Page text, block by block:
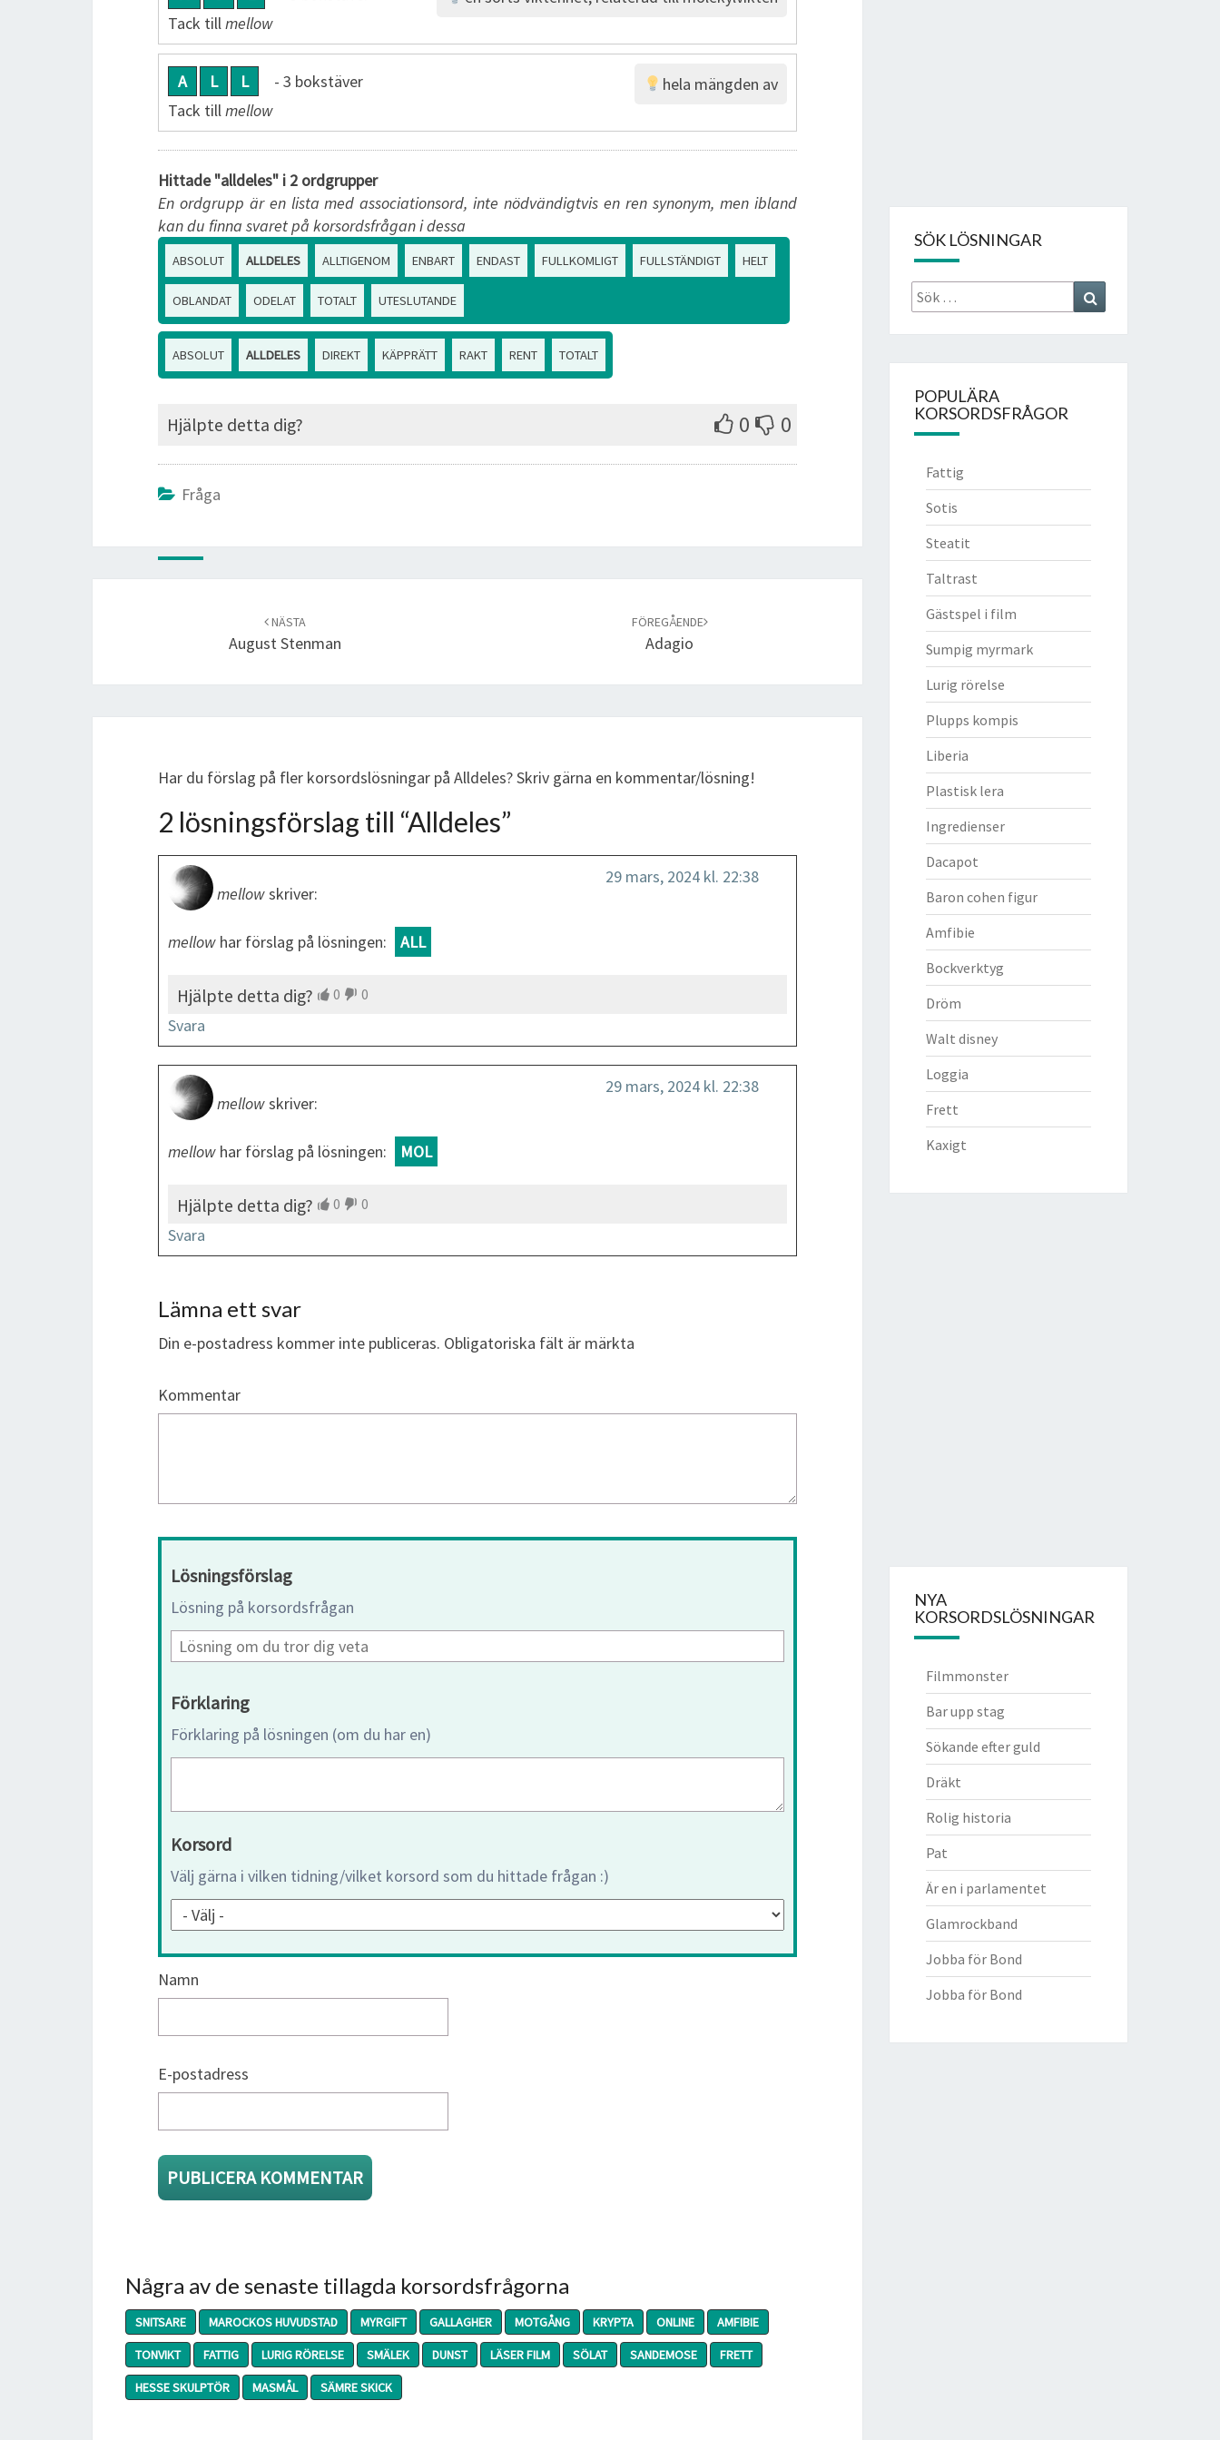
Tack tillmellow
A L L - 3 bokstäver
hela mängden av
Tack tillmellow
Hittade "alldeles" i 2 ordgrupper
En ordgrupp är en lista med associationsord, inte nödvändigtvis en ren synonym, men ibland
kan du finna svaret på korsordsfrågan i dessa
ABSOLUT ALLDELES ALLTIGENOM ENBART ENDAST FULLKOMLIGT FULLSTÄNDIGT HELT
OBLANDAT ODELAT TOTALT UTESLUTANDE
ABSOLUT ALLDELES DIREKT KÄPPRÄTT RAKT RENT TOTALT
Hjälpte detta dig? 0 0
Fråga
NÄSTA
August Stenman
FÖREGÅENDE
Adagio
Har du förslag på fler korsordslösningar på Alldeles? Skriv gärna en kommentar/lösning!
2 lösningsförslag till “Alldeles”
mellowskriver:
29 mars, 2024 kl. 22:38
mellow har förslag på lösningen: ALL
Hjälpte detta dig? 0 0
Svara
mellowskriver:
29 mars, 2024 kl. 22:38
mellow har förslag på lösningen: MOL
Hjälpte detta dig? 0 0
Svara
Lämna ett svar
Din e-postadress kommer inte publiceras. Obligatoriska fält är märkta
Kommentar
Lösningsförslag
Lösning på korsordsfrågan
Förklaring
Förklaring på lösningen (om du har en)
Korsord
Välj gärna i vilken tidning/vilket korsord som du hittade frågan :)
Namn
E-postadress
Några av de senaste tillagda korsordsfrågorna
SNITSARE MAROCKOS HUVUDSTAD MYRGIFT GALLAGHER MOTGÅNG KRYPTA ONLINE
AMFIBIE
TONVIKT
FATTIG LURIG RÖRELSE SMÄLEK DUNST LÄSER FILM SÖLAT SANDEMOSE
FRETT
HESSE SKULPTÖR
MASMÅL SÄMRE SKICK
SÖK LÖSNINGAR
Sök
efter:
POPULÄRA
KORSORDSFRÅGOR
Fattig
Sotis
Steatit
Taltrast
Gästspel i film
Sumpig myrmark
Lurig rörelse
Plupps kompis
Liberia
Plastisk lera
Ingredienser
Dacapot
Baron cohen figur
Amfibie
Bockverktyg
Dröm
Walt disney
Loggia
Frett
Kaxigt
NYA
KORSORDSLÖSNINGAR
Filmmonster
Bar upp stag
Sökande efter guld
Dräkt
Rolig historia
Pat
Är en i parlamentet
Glamrockband
Jobba för Bond
Jobba för Bond